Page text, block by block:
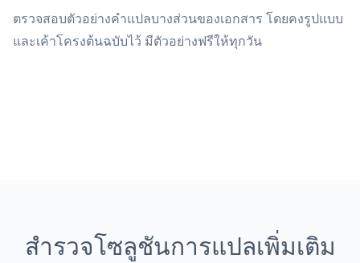
ตรวจสอบตัวอย่างคำแปลบางส่วนของเอกสาร โดยคงรูปแบบ
และเค้าโครงต้นฉบับไว้ มีตัวอย่างฟรีให้ทุกวัน
สำรวจโซลูชันการแปลเพิ่มเติม